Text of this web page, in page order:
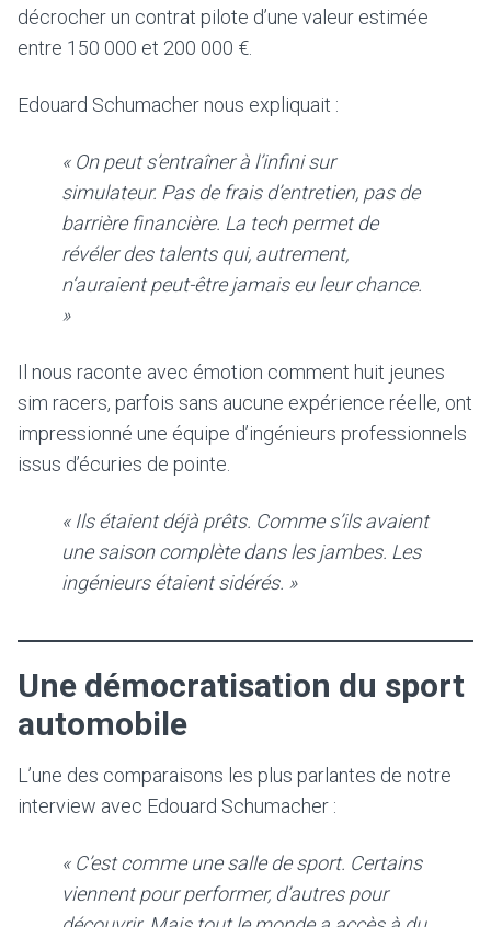
décrocher un contrat pilote d’une valeur estimée
entre 150 000 et 200 000 €.
Edouard Schumacher nous expliquait :
« On peut s’entraîner à l’infini sur
simulateur. Pas de frais d’entretien, pas de
barrière financière. La tech permet de
révéler des talents qui, autrement,
n’auraient peut-être jamais eu leur chance.
»
Il nous raconte avec émotion comment huit jeunes
sim racers, parfois sans aucune expérience réelle, ont
impressionné une équipe d’ingénieurs professionnels
issus d’écuries de pointe.
« Ils étaient déjà prêts. Comme s’ils avaient
une saison complète dans les jambes. Les
ingénieurs étaient sidérés. »
Une démocratisation du sport
automobile
L’une des comparaisons les plus parlantes de notre
interview avec Edouard Schumacher :
« C’est comme une salle de sport. Certains
viennent pour performer, d’autres pour